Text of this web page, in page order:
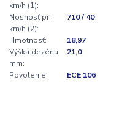
km/h (1):
Nosnosť pri
km/h (2):
710 / 40
Hmotnosť:
18,97
Výška dezénu
mm:
21,0
Povolenie: ECE 106